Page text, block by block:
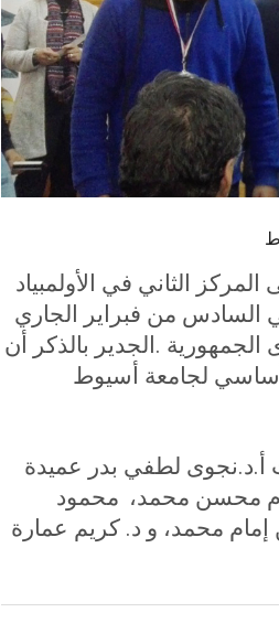
الثاني في الأولمبياد
السادس من فبراير الجاري
.الجدير بالذكر أن
الفريق الأساسي لجامعة أسيوط
أ.د.نجوى لطفي بدر عميدة
محسن محمد، محمود
إمام محمد، و د. كريم عمارة